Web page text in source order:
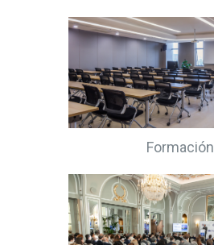
Formación